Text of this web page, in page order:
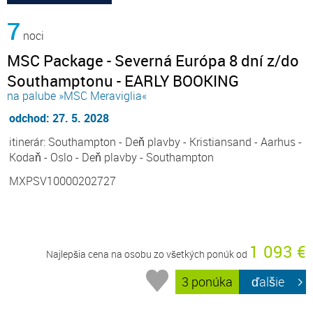
7 noci
MSC Package - Severná Európa 8 dní z/do
Southamptonu - EARLY BOOKING
na palube »MSC Meraviglia«
odchod: 27. 5. 2028
itinerár: Southampton - Deň plavby - Kristiansand - Aarhus -
Kodaň - Oslo - Deň plavby - Southampton
MXPSV10000202727
Najlepšia cena na osobu zo všetkých ponúk od 1 093 €
3 ponúka ďalšie